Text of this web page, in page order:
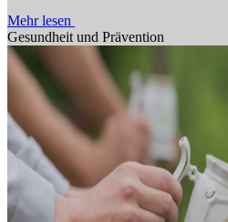
Mehr lesen
Gesundheit und Prävention